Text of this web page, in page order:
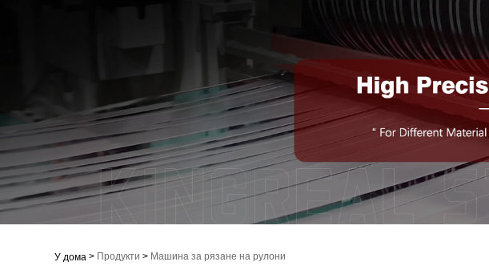
У дома > Продукти > Машина за рязане на рулони